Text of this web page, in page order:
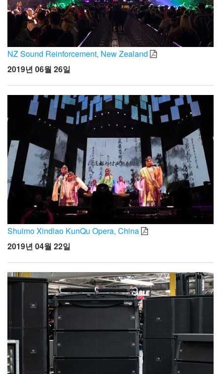
NZ Sound Reinforcement, New Zealand
2019년 06월 26일
Shuimo Xindiao KunQu Opera, China
2019년 04월 22일